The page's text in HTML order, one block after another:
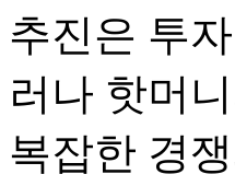
추진은 투
러나 핫머
복잡한 경